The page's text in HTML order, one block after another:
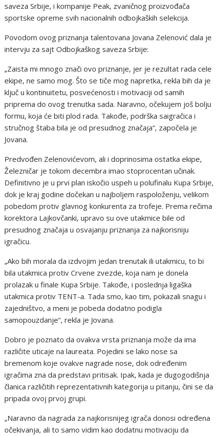
saveza Srbije, i kompanije Peak, zvaničnog proizvođača
sportske opreme svih nacionalnih odbojkaških selekcija.
Povodom ovog priznanja talentovana Jovana Zelenović dala je
intervju za sajt Odbojkaškog saveza Srbije:
„Zaista mi mnogo znači ovo priznanje, jer je rezultat rada cele
ekipe, ne samo mog. Što se tiče mog napretka, rekla bih da je
ključ u kontinuitetu, posvećenosti i motivaciji od samih
priprema do ovog trenutka sada. Naravno, očekujem još bolju
formu, koja će biti plod rada. Takođe, podrška saigračica i
stručnog štaba bila je od presudnog značaja“, započela je
Jovana.
Predvođen Zelenovićevom, ali i doprinosima ostatka ekipe,
Železničar je tokom decembra imao stoprocentan učinak.
Definitivno je u prvi plan iskočio uspeh u polufinalu Kupa Srbije,
dok je kraj godine dočekan u najboljem raspoloženju, velikom
pobedom protiv glavnog konkurenta za trofeje. Prema rečima
korektora Lajkovčanki, upravo su ove utakmice bile od
presudnog značaja u osvajanju priznanja za najkorisniju
igračicu.
„Ako bih morala da izdvojim jedan trenutak ili utakmicu, to bi
bila utakmica protiv Crvene zvezde, koja nam je donela
prolazak u finale Kupa Srbije. Takođe, i poslednja ligaška
utakmica protiv TENT-a. Tada smo, kao tim, pokazali snagu i
zajedništvo, a meni je pobeda dodatno podigla
samopouzdanje“, rekla je Jovana.
Dobro je poznato da ovakva vrsta priznanja može da ima
različite uticaje na laureata. Pojedini se lako nose sa
bremenom koje ovakve nagrade nose, dok određenim
igračima zna da predstavi pritisak. Ipak, kada je dugogodišnja
članica različitih reprezentativnih kategorija u pitanju, čini se da
pripada ovoj prvoj grupi.
„Naravno da nagrada za najkorisnijeg igrača donosi određena
očekivanja, ali to samo vidim kao dodatnu motivaciju da